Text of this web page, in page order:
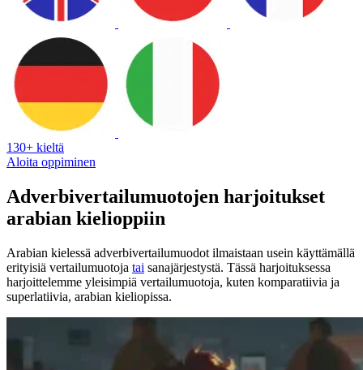
130+ kieltä
Aloita oppiminen
Adverbivertailumuotojen harjoitukset
arabian kielioppiin
Arabian kielessä adverbivertailumuodot ilmaistaan usein käyttämällä
erityisiä vertailumuotoja tai sanajärjestystä. Tässä harjoituksessa
harjoittelemme yleisimpiä vertailumuotoja, kuten komparatiivia ja
superlatiivia, arabian kieliopissa.